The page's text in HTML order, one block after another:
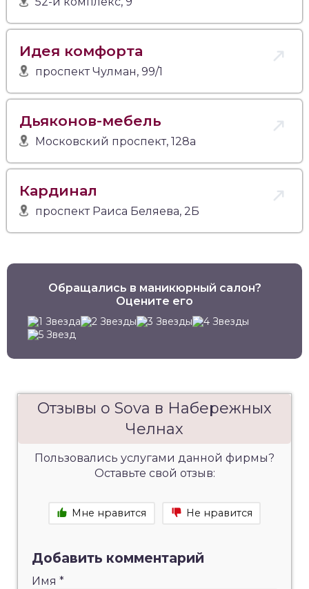
Идея комфорта
проспект Чулман, 99/1
Дьяконов-мебель
Московский проспект, 128а
Кардинал
проспект Раиса Беляева, 2Б
Обращались в маникюрный салон?
Оцените его
Отзывы о Sova в Набережных
Челнах
Пользовались услугами данной фирмы?
Оставьте свой отзыв:
Мне нравится Не нравится
Добавить комментарий
Имя *